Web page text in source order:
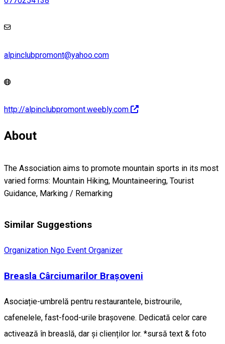
alpinclubpromont@yahoo.com
http://alpinclubpromont.weebly.com
About
The Association aims to promote mountain sports in its most
varied forms: Mountain Hiking, Mountaineering, Tourist
Guidance, Marking / Remarking
Similar Suggestions
Organization Ngo Event Organizer
Breasla Cârciumarilor Brașoveni
Asociație-umbrelă pentru restaurantele, bistrourile,
cafenelele, fast-food-urile brașovene. Dedicată celor care
activează în breaslă, dar și clienților lor. *sursă text & foto